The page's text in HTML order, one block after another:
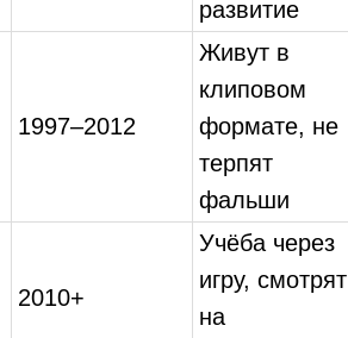
развитие
1997–2012
Живут в
клиповом
формате, не
терпят
фальши
2010+
Учёба через
игру, смотрят
на